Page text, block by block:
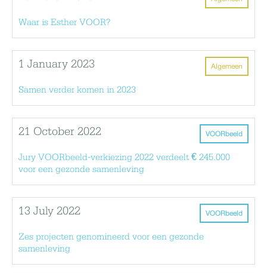
Waar is Esther VOOR?
Algemeen
1 January 2023
Samen verder komen in 2023
VOORbeeld
21 October 2022
Jury VOORbeeld-verkiezing 2022 verdeelt € 245.000
voor een gezonde samenleving
VOORbeeld
13 July 2022
Zes projecten genomineerd voor een gezonde
samenleving